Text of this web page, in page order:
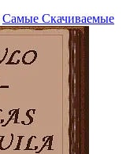
Самые Скачиваемые